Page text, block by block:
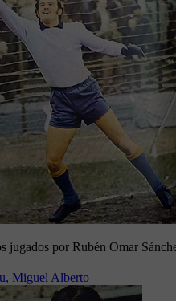
jugados por Rubén Omar
Miguel Alberto